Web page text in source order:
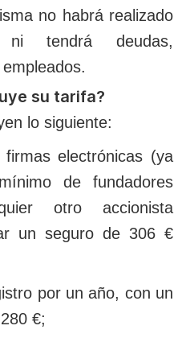
no habrá realizado
ni tendrá deudas,
su tarifa?
lo siguiente:
electrónicas (ya
de fundadores
otro accionista
un seguro de 306 €
por un año, con un
€;